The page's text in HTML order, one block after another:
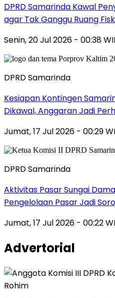
DPRD Samarinda Kawal
agar Tak Ganggu Ruang
Senin, 20 Jul 2026 - 00:38
DPRD Samarinda
Kesiapan Kontingen
Dikawal, Anggaran Jadi
Jumat, 17 Jul 2026 - 00:29
DPRD Samarinda
Aktivitas Pasar Sungai
Pengelolaan Pasar Jadi
Jumat, 17 Jul 2026 - 00:22
Advertorial